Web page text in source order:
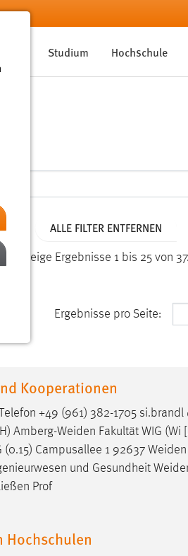
Studium Hochschule
ALLE FILTER ENTFERNEN
Zeige Ergebnisse 1 bis 25 von 37.
Ergebnisse pro Seite:
Kooperationen
+49 (961) 382-1705
Amberg-Weiden Fakultät WIG (Wi
Campusallee 1 92637 Weiden
und Gesundheit
Prof
Hochschulen